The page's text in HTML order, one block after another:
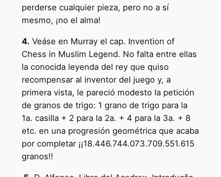
perderse cualquier pieza, pero no a sí
mesmo, ¡no el alma!
4. Veáse en Murray el cap. Invention of
Chess in Muslim Legend. No falta entre ellas
la conocida leyenda del rey que quiso
recompensar al inventor del juego y, a
primera vista, le pareció modesto la petición
de granos de trigo: 1 grano de trigo para la
1a. casilla + 2 para la 2a. + 4 para la 3a. + 8
etc. en una progresión geométrica que acaba
por completar ¡¡18.446.744.073.709.551.615
granos!!